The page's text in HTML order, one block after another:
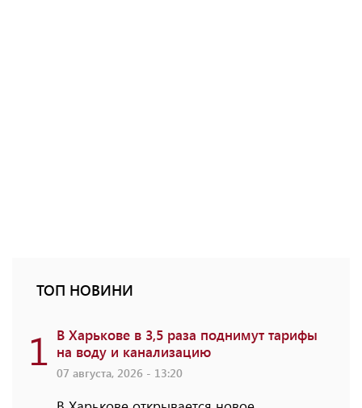
ТОП НОВИНИ
1 В Харькове в 3,5 раза поднимут тарифы
на воду и канализацию
07 августа, 2026 - 13:20